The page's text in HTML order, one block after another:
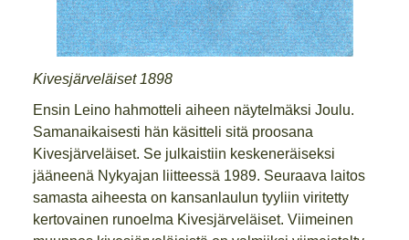
Kivesjärveläiset 1898
Ensin Leino hahmotteli aiheen näytelmäksi Joulu.
Samanaikaisesti hän käsitteli sitä proosana
Kivesjärveläiset. Se julkaistiin keskeneräiseksi
jääneenä Nykyajan liitteessä 1989. Seuraava laitos
samasta aiheesta on kansanlaulun tyyliin viritetty
kertovainen runoelma Kivesjärveläiset. Viimeinen